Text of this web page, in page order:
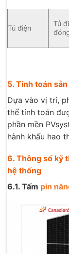
Tủ điện
Tủ
5. Tính toán
Dựa vào vị trí,
thể tính toán
phần mền
hành khấu hao
6. Thông số kỹ
hệ thống
6.1. Tấm pin